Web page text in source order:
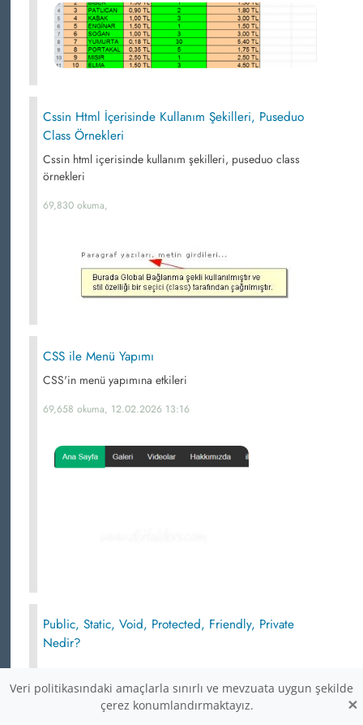
Cssin Html İçerisinde Kullanım Şekilleri, Puseduo
Class Örnekleri
Cssin html içerisinde kullanım şekilleri, puseduo class
örnekleri
69,830 okuma,
CSS ile Menü Yapımı
CSS'in menü yapımına etkileri
69,658 okuma, 12.02.2026 13:16
Public, Static, Void, Protected, Friendly, Private
Nedir?
Veri politikasındaki amaçlarla sınırlı ve mevzuata uygun şekilde
çerez konumlandırmaktayız.
×